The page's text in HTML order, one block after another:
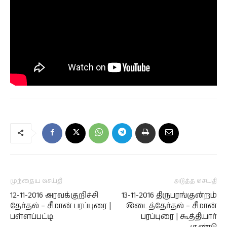
முந்தைய செய்தி
12-11-2016 அரவக்குறிச்சி
தேர்தல் – சீமான் பரப்புரை |
பள்ளப்பட்டி
அடுத்த செய்தி
13-11-2016 திருபரங்குன்றம்
இடைத்தேர்தல் – சீமான்
பரப்புரை | கூத்தியார்